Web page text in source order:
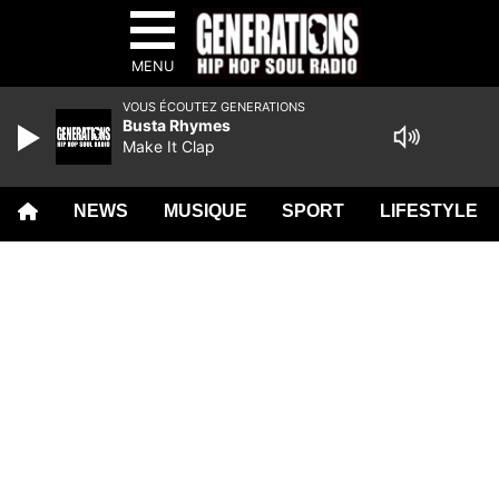
MENU
NEWS MUSIQUE SPORT LIFESTYLE
VOUS ÉCOUTEZ GENERATIONS
Busta Rhymes
Make It Clap